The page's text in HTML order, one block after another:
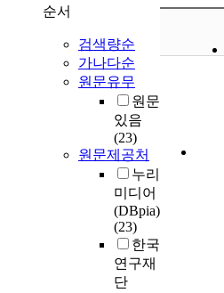
순서
검색량순
가나다순
원문유무
원문
있음
(23)
원문제공처
누리
미디어
(DBpia)
(23)
한국
연구재
단